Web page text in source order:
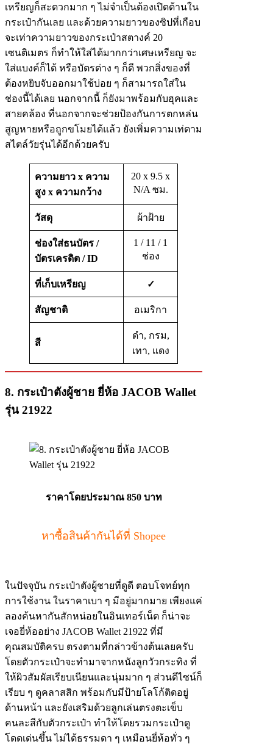
เหรียญก็สะดวกมาก ๆ ไม่จำเป็นต้องเปิดด้านใน
กระเป๋ากันเลย และด้วยความยาวของซิปที่เกือบ
จะเท่าความยาวของกระเป๋าสตางค์ 20
เซนติเมตร ก็ทำให้ใส่ได้มากกว่าเศษเหรียญ จะ
ใส่แบงค์ก็ได้ หรือบัตรต่าง ๆ ก็ดี พวกสิ่งของที่
ต้องหยิบจับออกมาใช้บ่อย ๆ ก็สามารถใส่ใน
ช่องนี้ได้เลย นอกจากนี้ ก็ยังมาพร้อมกับฮุคและ
สายคล้อง ที่นอกจากจะช่วยป้องกันการตกหล่น
สูญหายหรือถูกขโมยได้แล้ว ยังเพิ่มความเท่ตาม
สไตล์วัยรุ่นได้อีกด้วยครับ
ความยาว x ความ
สูง x ความกว้าง
20 x 9.5 x
N/A ซม.
วัสดุ ผ้าฝ้าย
ช่องใส่ธนบัตร /
บัตรเครดิต /ID
1 / 11 / 1
ช่อง
ที่เก็บเหรียญ ✓
สัญชาติ อเมริกา
สี
ดำ, กรม,
เทา, แดง
8. กระเป๋าตังผู้ชาย ยี่ห้อ JACOB Wallet
รุ่น 21922
ราคาโดยประมาณ 850 บาท
หาซื้อสินค้ากันได้ที่ Shopee
ในปัจจุบัน กระเป๋าตังผู้ชายที่ดูดี ตอบโจทย์ทุก
การใช้งาน ในราคาเบา ๆ มีอยู่มากมาย เพียงแค่
ลองค้นหากันสักหน่อยในอินเทอร์เน็ต ก็น่าจะ
เจอยี่ห้ออย่าง JACOB Wallet 21922 ที่มี
คุณสมบัติครบ ตรงตามที่กล่าวข้างต้นเลยครับ
โดยตัวกระเป๋าจะทำมาจากหนังลูกวัวกระทิง ที่
ให้ผิวสัมผัสเรียบเนียนและนุ่มมาก ๆ ส่วนดีไซน์ก็
เรียบ ๆ ดูคลาสสิก พร้อมกับมีป้ายโลโก้ติดอยู่
ด้านหน้า และยังเสริมด้วยลูกเล่นตรงตะเข็บ
คนละสีกับตัวกระเป๋า ทำให้โดยรวมกระเป๋าดู
โดดเด่นขึ้น ไม่ได้ธรรมดา ๆ เหมือนยี่ห้อทั่ว ๆ